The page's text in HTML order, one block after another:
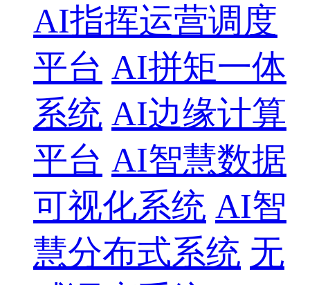
AI指挥运营调度
平台 AI拼矩一体
系统 AI边缘计算
平台 AI智慧数据
可视化系统 AI智
慧分布式系统 无